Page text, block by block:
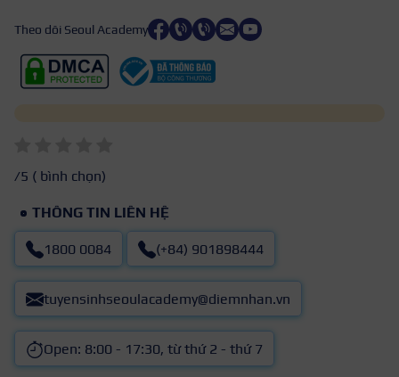
Theo dõi Seoul Academy
/5 ( bình chọn)
THÔNG TIN LIÊN HỆ
1800 0084 (+84) 901898444
tuyensinhseoulacademy@diemnhan.vn
Open: 8:00 - 17:30, từ thứ 2 - thứ 7